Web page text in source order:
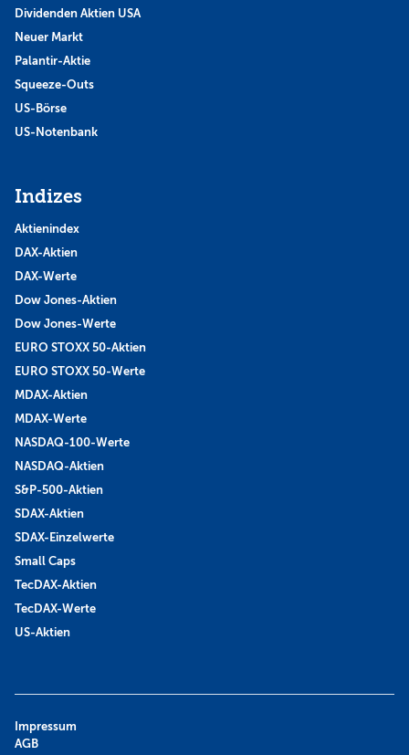
Dividenden Aktien USA
Neuer Markt
Palantir-Aktie
Squeeze-Outs
US-Börse
US-Notenbank
Indizes
Aktienindex
DAX-Aktien
DAX-Werte
Dow Jones-Aktien
Dow Jones-Werte
EURO STOXX 50-Aktien
EURO STOXX 50-Werte
MDAX-Aktien
MDAX-Werte
NASDAQ-100-Werte
NASDAQ-Aktien
S&P-500-Aktien
SDAX-Aktien
SDAX-Einzelwerte
Small Caps
TecDAX-Aktien
TecDAX-Werte
US-Aktien
Impressum
AGB